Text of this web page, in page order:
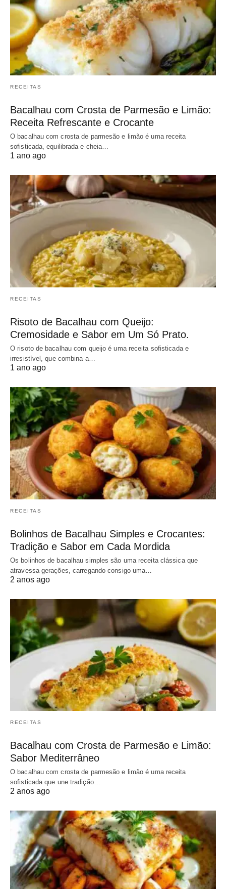
RECEITAS
Bacalhau com Crosta de Parmesão e Limão:
Receita Refrescante e Crocante
O bacalhau com crosta de parmesão e limão é uma receita
sofisticada, equilibrada e cheia…
1 ano ago
RECEITAS
Risoto de Bacalhau com Queijo:
Cremosidade e Sabor em Um Só Prato.
O risoto de bacalhau com queijo é uma receita sofisticada e
irresistível, que combina a…
1 ano ago
RECEITAS
Bolinhos de Bacalhau Simples e Crocantes:
Tradição e Sabor em Cada Mordida
Os bolinhos de bacalhau simples são uma receita clássica que
atravessa gerações, carregando consigo uma…
2 anos ago
RECEITAS
Bacalhau com Crosta de Parmesão e Limão:
Sabor Mediterrâneo
O bacalhau com crosta de parmesão e limão é uma receita
sofisticada que une tradição…
2 anos ago